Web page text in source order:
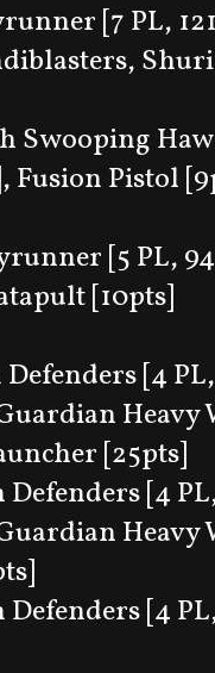
[7 PL,
Swooping
Fusion Pistol
[5 PL,
[10pts]
[4
Heavy
[25pts]
[4
Heavy
[4